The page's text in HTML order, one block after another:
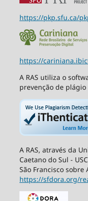
https://pkp.sfu.ca/
https://
A RAS utiliza o
prevenção de plágio
A RAS, através da
Caetano do Sul -
São Francisco sobre
https://sfdora.org/